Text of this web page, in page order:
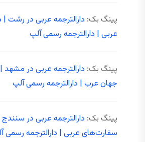
پینگ بک: دارالترجمه عربی در رشت
عربی | دارالترجمه رسمی آلپ
پینگ بک: دارالترجمه عربی در مشهد
جهان عرب | دارالترجمه رسمی آلپ
پینگ بک: دارالترجمه عربی در سنندج
سفارت‌های عربی | دارالترجمه رسمی